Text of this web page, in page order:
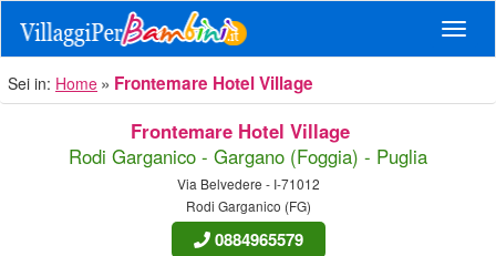
Sei in: Home Frontemare Hotel Village
Frontemare Hotel Village
Rodi Garganico - Gargano (Foggia) - Puglia
Via Belvedere - I-71012
Rodi Garganico (FG)
0884965579